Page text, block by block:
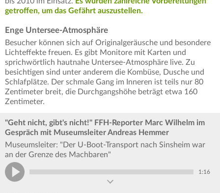
getroffen, um das Gefährt auszustellen.
Enge Untersee-Atmosphäre
Besucher können sich auf Originalgeräusche und besondere
Lichteffekte freuen. Es gibt Monitore mit Karten und
sprichwörtlich hautnahe Untersee-Atmosphäre live. Zu
besichtigen sind unter anderem die Kombüse, Dusche und
Schlafplätze. Der schmale Gang im Inneren ist teils nur 80
Zentimeter breit, die Durchgangshöhe beträgt etwa 160
Zentimeter.
"Geht nicht, gibt's nicht!" FFH-Reporter Marc Wilhelm im
Gespräch mit Museumsleiter Andreas Hemmer
Museumsleiter: "Der U-Boot-Transport nach Sinsheim war
an der Grenze des Machbaren"
1:16